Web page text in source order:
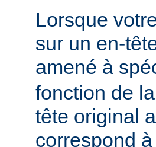
Lorsque
sur un en-
amené à
fonction de
tête original
correspond à